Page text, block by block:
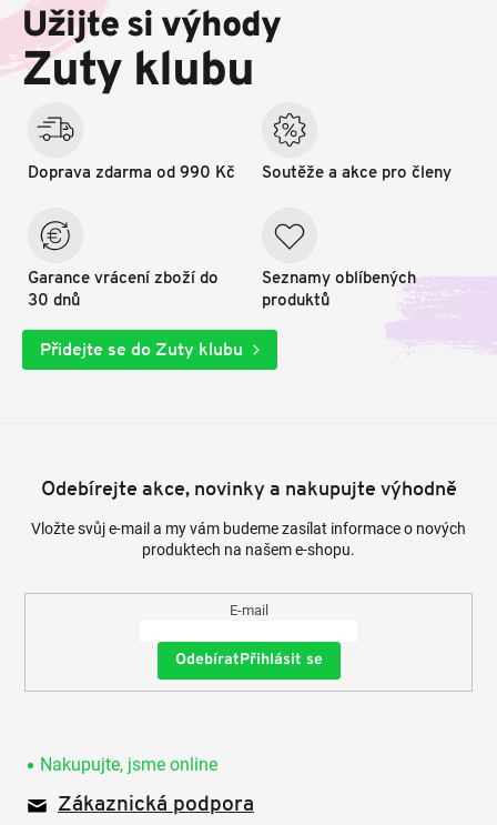
a
í
Užijte si výhody
Zuty klubu
Doprava zdarma od 990 Kč
Garance vrácení zboží do
30 dnů
Soutěže a akce pro členy
Seznamy oblíbených
produktů
Přidejte se do Zuty klubu
Odebírejte akce, novinky a nakupujte výhodně
Vložte svůj e-mail a my vám budeme zasílat informace o nových
produktech na našem e-shopu.
E-mail
Přihlásit se
Nakupujte, jsme online
Zákaznická podpora